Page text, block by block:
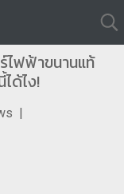
ไฟฟ้าขนานแท้
ด้ไง!
|